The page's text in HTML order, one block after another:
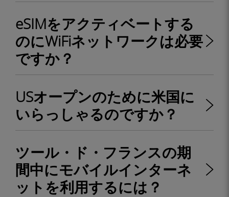
eSIMをアクティベートする
のにWiFiネットワークは必要
ですか？
USオープンのために米国に
いらっしゃるのですか？
ツール・ド・フランスの期
間中にモバイルインターネ
ットを利用するには？